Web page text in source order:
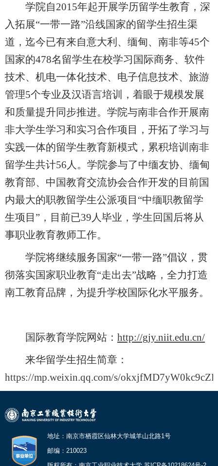
学院自2015年起开展学历留学生教育，深
入拓展“一带一路”沿线国家的留学生招生渠
道，迄今已有来自意大利、缅甸、南非等45个
国家的478名留学生在校学习国际商务、软件
技术、机电一体化技术、电子信息技术、旅游
管理5个专业及汉语言培训，着眼于规模发展
和质量提升同步推进。学院与南非合作开展南
非大学生学习和实习合作项目，开拓了学习与
实践一体的留学生教育新模式，累积培训南非
留学生共计56人。学院参与了中缅友协、缅甸
教育部、中国教育交流协会合作开发的目前国
内最大的职教留学生公派项目“中缅职教留学
生项目”，目前已39人毕业，学生回国后将从
事职业教育教师工作。
学院将继续服务国家“一带一路”倡议，贯
彻落实国家职业教育“走出去”战略，全力打造
南工教育品牌，为提升学校国际化水平服务。
国际教育学院网站： http://gjy.niit.edu.cn/
来华留学生招生简章：
https://mp.weixin.qq.com/s/
地址：南京市栖霞区仙林大学城羊山北路1号
邮编：210023